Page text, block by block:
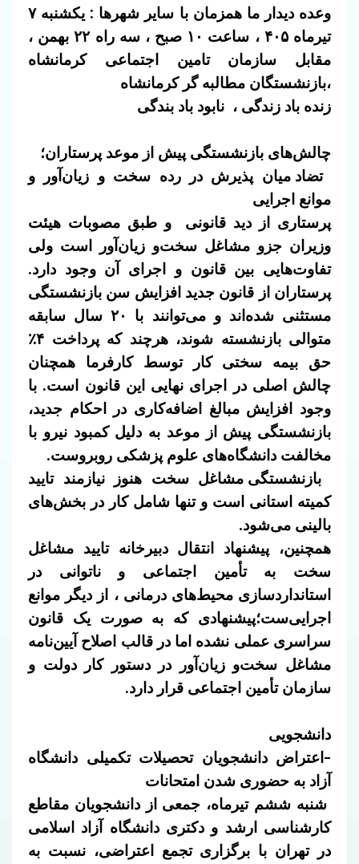
وعده دیدار ما همزمان با سایر شهرها :
یکشنبه ۷
تیرماه ۴۰۵ ،
ساعت ۱۰ صبح ،
سه راه ۲۲ بهمن ،
مقابل سازمان تامین اجتماعی کرمانشاه
،بازنشستگان مطالبه گر کرمانشاه
زنده باد زندگی ، نابود باد بندگی
چالش‌های بازنشستگی پیش از موعد پرستاران؛
تضاد میان پذیرش در رده سخت‌ و زیان‌آور و
موانع اجرایی
پرستاری از دید قانونی
و طبق مصوبات هیئت
وزیران جزو مشاغل سخت‌و زیان‌آور است ولی
تفاوت‌هایی بین قانون و اجرای آن وجود دارد.
پرستاران از قانون جدید افزایش سن بازنشستگی
مستثنی شده‌اند و می‌توانند با ۲۰ سال سابقه
متوالی بازنشسته شوند، هرچند که پرداخت ۴٪
حق بیمه سختی کار توسط کارفرما همچنان
چالش اصلی در اجرای نهایی این قانون است. با
وجود افزایش مبالغ اضافه‌کاری در احکام جدید،
بازنشستگی پیش از موعد به دلیل کمبود نیرو با
مخالفت دانشگاه‌های علوم پزشکی روبروست.
بازنشستگی مشاغل سخت هنوز نیازمند تایید
کمیته استانی است و تنها شامل کار در بخش‌های
بالینی می‌شود.
همچنین، پیشنهاد انتقال دبیرخانه تایید مشاغل
سخت به تأمین اجتماعی و ناتوانی در
استانداردسازی محیط‌های درمانی ، از دیگر موانع
اجرایی‌ست؛پیشنهادی که به صورت یک قانون
سراسری عملی نشده اما در قالب اصلاح آیین‌نامه
مشاغل سخت‌و زیان‌آور در دستور کار دولت و
سازمان تأمین اجتماعی قرار دارد.
دانشجویی
-اعتراض دانشجویان تحصیلات تکمیلی دانشگاه
آزاد به حضوری شدن امتحانات
شنبه ششم تیرماه، جمعی از دانشجویان مقاطع
کارشناسی ارشد و دکتری دانشگاه آزاد اسلامی
در تهران با برگزاری تجمع اعتراضی، نسبت به